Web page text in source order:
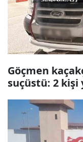
Göçmen
suçüstü: 2 kişi